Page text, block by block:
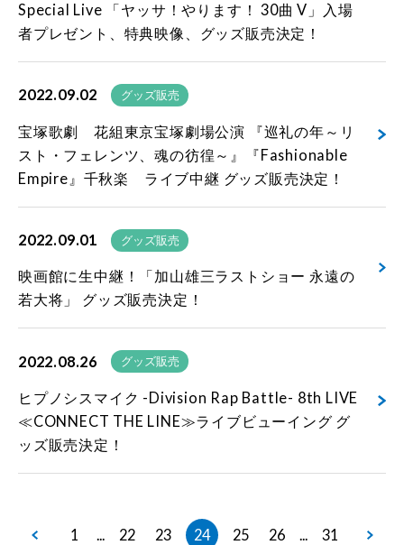
Special Live 「ヤッサ！やります！ 30曲 V」入場
者プレゼント、特典映像、グッズ販売決定！
2022.09.02 グッズ販売
宝塚歌劇 花組東京宝塚劇場公演 『巡礼の年～リ
スト・フェレンツ、魂の彷徨～』『Fashionable
Empire』千秋楽 ライブ中継 グッズ販売決定！
2022.09.01 グッズ販売
映画館に生中継！「加山雄三ラストショー 永遠の
若大将」 グッズ販売決定！
2022.08.26 グッズ販売
ヒプノシスマイク -Division Rap Battle- 8th LIVE
≪CONNECT THE LINE≫ライブビューイング グ
ッズ販売決定！
1 ... 22 23 24 25 26 ... 31